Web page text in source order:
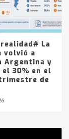
en
Axion
La
volvió a
Argentina y
el 30% en el
de